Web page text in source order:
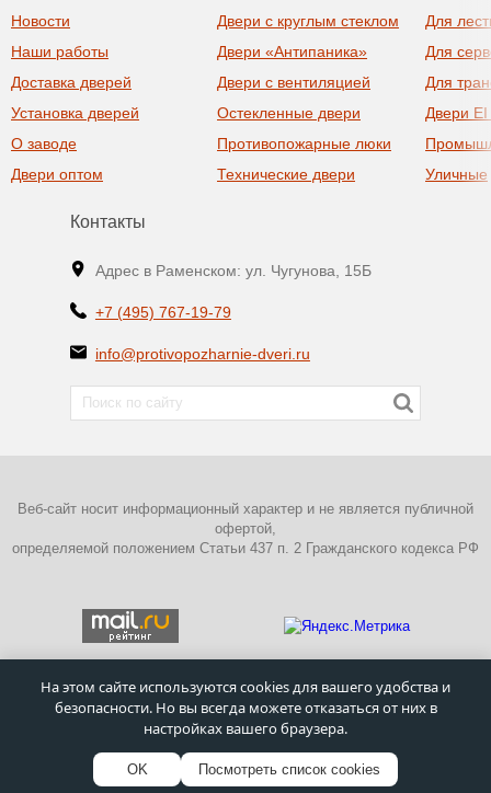
Новости
Наши работы
Доставка дверей
Установка дверей
О заводе
Двери оптом
Двери с круглым стеклом
Двери «Антипаника»
Двери с вентиляцией
Остекленные двери
Противопожарные люки
Технические двери
Для
Для
Для
Двери
Уличные
Контакты
Адрес в Раменском: ул. Чугунова, 15Б
+7 (495) 767-19-79
info@protivopozharnie-dveri.ru
Веб-сайт носит информационный характер и не является публичной
офертой,
определяемой положением Статьи 437 п. 2 Гражданского кодекса РФ
ПОЛИТИКА КОНФИДЕНЦИАЛЬНОСТИ
Московский завод металлических дверей–Противопожарные
двери1995 - 2026г.
На этом сайте используются cookies для вашего удобства и
безопасности. Но вы всегда можете отказаться от них в
настройках вашего браузера.
OK Посмотреть список cookies